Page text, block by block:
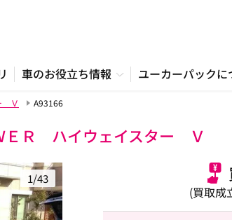
車のお役立ち情報 ユーカーパックに
Ｖ A93166
ＥＲ ハイウェイスター Ｖ
1/43
(買取成